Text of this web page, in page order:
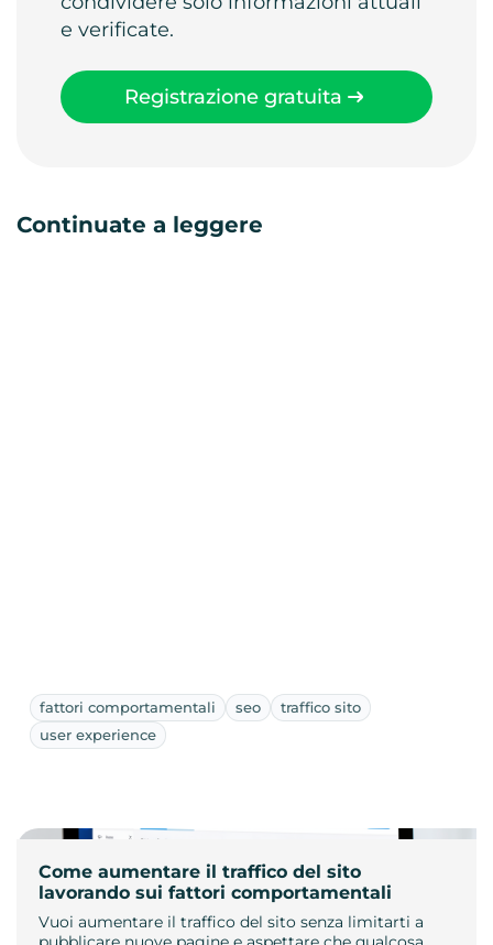
e verificate.
Registrazione gratuita
Continuate a leggere
fattori comportamentali seo
traffico sito
user experience
Come aumentare il traffico del sito
lavorando sui fattori comportamentali
Vuoi aumentare il traffico del sito senza limitarti a